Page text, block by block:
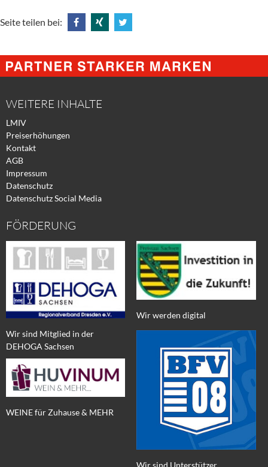
Seite teilen bei:
@
Facebook
@
Xing
@
Twitter
WEITERE INHALTE
LMIV
Preiserhöhungen
Kontakt
AGB
Impressum
Datenschutz
Datenschutz Social Media
FÖRDERUNG
Wir sind Mitglied in der
DEHOGA Sachsen
WEINE für Zuhause & MEHR
Wir werden digital